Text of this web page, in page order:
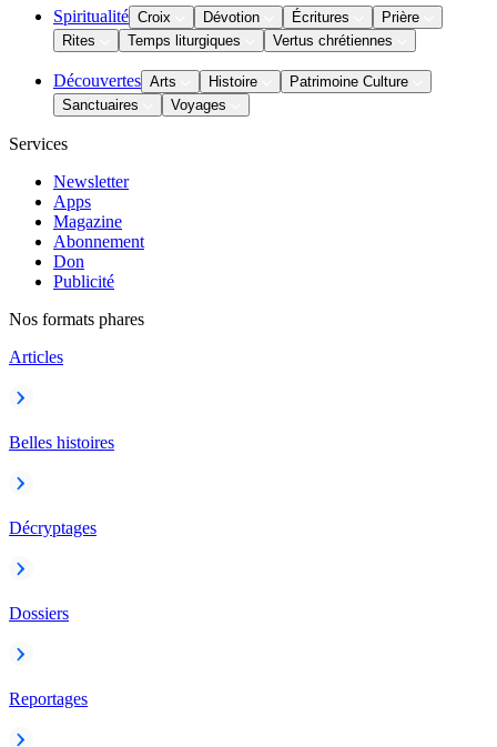
Spiritualité Croix Dévotion Écritures
Prière
Rites
Temps liturgiques Vertus chrétiennes
Découvertes Arts Histoire
Patrimoine Culture
Sanctuaires
Voyages
Services
Newsletter
Apps
Magazine
Abonnement
Don
Publicité
Nos formats phares
Articles
Belles histoires
Décryptages
Dossiers
Reportages